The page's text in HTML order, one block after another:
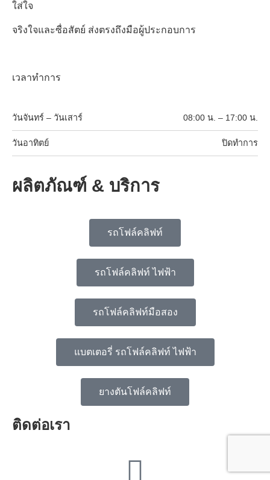
ใส่ใจ
จริงใจและซื่อสัตย์ ส่งตรงถึงมือผู้ประกอบการ
เวลาทำการ
วันจันทร์ – วันเสาร์ 08:00 น. – 17:00 น.
วันอาทิตย์ ปิดทำการ
ผลิตภัณฑ์ & บริการ
รถโฟล์คลิฟท์
รถโฟล์คลิฟท์ ไฟฟ้า
รถโฟล์คลิฟท์มือสอง
แบตเตอรี่ รถโฟล์คลิฟท์ ไฟฟ้า
ยางตันโฟล์คลิฟท์
ติดต่อเรา